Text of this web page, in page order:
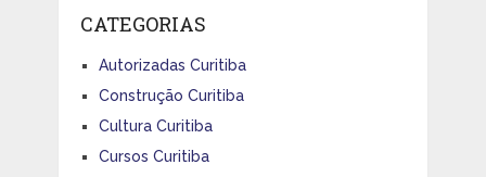
CATEGORIAS
Autorizadas Curitiba
Construção Curitiba
Cultura Curitiba
Cursos Curitiba